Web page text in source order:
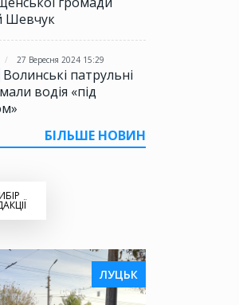
Шевчук
27 Вересня 2024 15:29
Волинські патрульні
водія «під
БІЛЬШЕ НОВИН
ЛУЦЬК